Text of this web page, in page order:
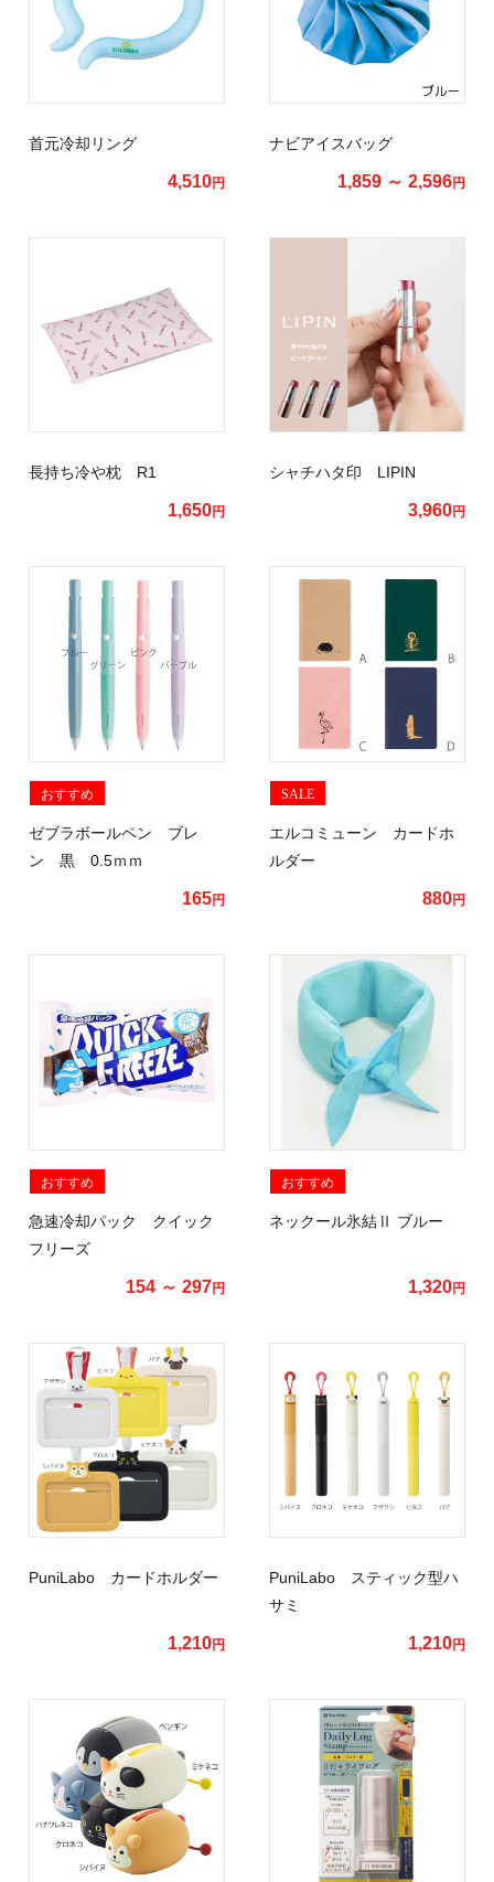
首元冷却リング
4,510円
ナビアイスバッグ
1,859 ～ 2,596円
長持ち冷や枕 R1
1,650円
シャチハタ印 LIPIN
3,960円
おすすめ
ゼブラボールペン ブレ
ン 黒 0.5ｍｍ
165円
SALE
エルコミューン カードホ
ルダー
880円
おすすめ
急速冷却パック クイック
フリーズ
154 ～ 297円
おすすめ
ネックール氷結Ⅱ ブルー
1,320円
PuniLabo カードホルダー
1,210円
PuniLabo スティック型ハ
サミ
1,210円